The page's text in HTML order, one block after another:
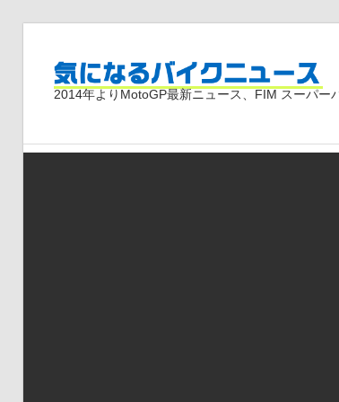
2014年よりMotoGP最新ニュース、FIM スーパー